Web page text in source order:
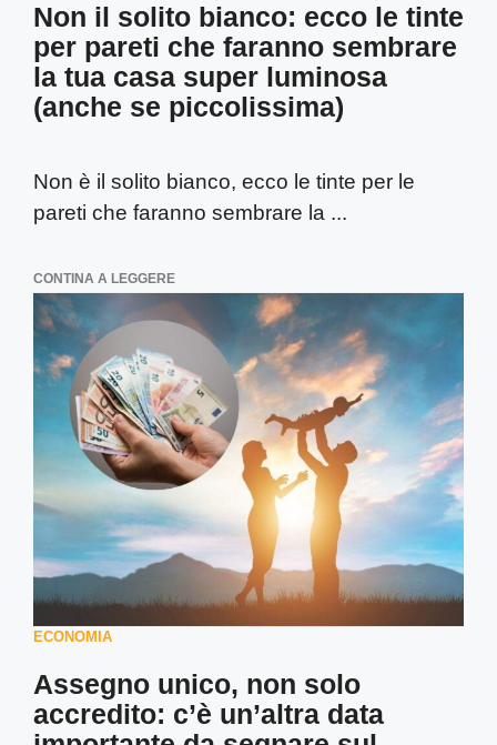
Non il solito bianco: ecco le tinte
per pareti che faranno sembrare
la tua casa super luminosa
(anche se piccolissima)
Non è il solito bianco, ecco le tinte per le
pareti che faranno sembrare la ...
CONTINA A LEGGERE
ECONOMIA
Assegno unico, non solo
accredito: c’è un’altra data